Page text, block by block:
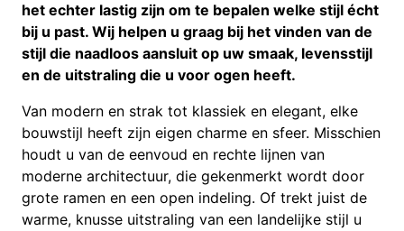
het echter lastig zijn om te bepalen welke stijl écht
bij u past. Wij helpen u graag bij het vinden van de
stijl die naadloos aansluit op uw smaak, levensstijl
en de uitstraling die u voor ogen heeft.
Van modern en strak tot klassiek en elegant, elke
bouwstijl heeft zijn eigen charme en sfeer. Misschien
houdt u van de eenvoud en rechte lijnen van
moderne architectuur, die gekenmerkt wordt door
grote ramen en een open indeling. Of trekt juist de
warme, knusse uitstraling van een landelijke stijl u